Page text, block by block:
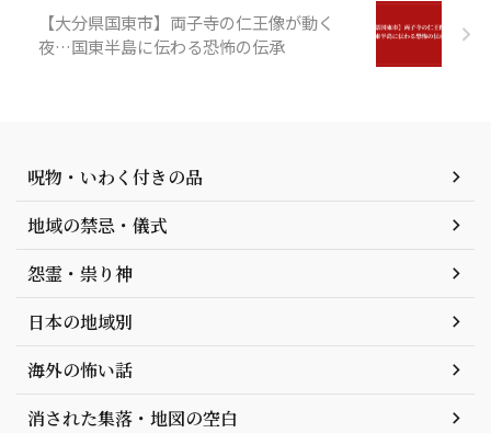
【大分県国東市】両子寺の仁王像が動く
夜…国東半島に伝わる恐怖の伝承
呪物・いわく付きの品
地域の禁忌・儀式
怨霊・祟り神
日本の地域別
海外の怖い話
消された集落・地図の空白